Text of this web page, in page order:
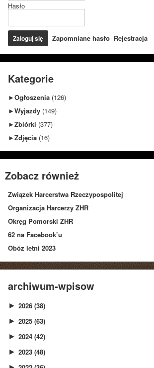
Hasło
Zapomniane hasło Rejestracja
Kategorie
►Ogłoszenia (126)
►Wyjazdy (149)
►Zbiórki (377)
►Zdjęcia (16)
Zobacz również
Związek Harcerstwa Rzeczypospolitej
Organizacja Harcerzy ZHR
Okręg Pomorski ZHR
62 na Facebook’u
Obóz letni 2023
archiwum-wpisow
► 2026 (38)
► 2025 (63)
► 2024 (42)
► 2023 (48)